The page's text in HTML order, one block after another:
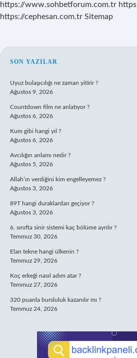
https://www.sohbetforum.com.tr
https://cephesan.com.tr Sitemap
SIDEBAR
SON YAZILAR
Uyuz bulaşıcılığı ne zaman yitirir ?
Ağustos 9, 2026
Countdown film ne anlatıyor ?
Ağustos 6, 2026
Kum gibi hangi yıl ?
Ağustos 6, 2026
Avcılığın anlamı nedir ?
Ağustos 5, 2026
Allah’ın verdiğini kim engelleyemez ?
Ağustos 3, 2026
89T hangi duraklardan geçiyor ?
Ağustos 3, 2026
6. sınıfta sinir sistemi kaç bölüme ayrılır ?
Temmuz 30, 2026
Elan tekne hangi ülkenin ?
Temmuz 29, 2026
Koç erkeği nasıl adım atar ?
Temmuz 27, 2026
320 puanla bursluluk kazanılır mı ?
Temmuz 24, 2026